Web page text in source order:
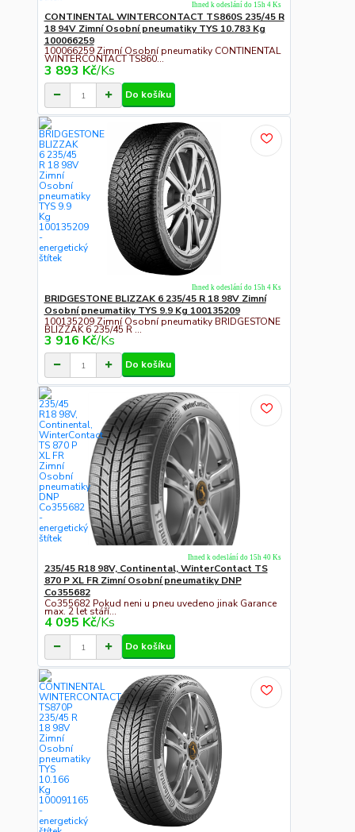
CONTINENTAL WINTERCONTACT TS860S 235/45 R
18 94V Zimní Osobní pneumatiky TYS 10.783 Kg
100066259
100066259 Zimní Osobní pneumatiky CONTINENTAL
WINTERCONTACT TS860...
3 893 Kč/Ks
Ihned k odeslání do 15h 4 Ks
Do košíku
BRIDGESTONE BLIZZAK 6 235/45 R 18 98V Zimní
Osobní pneumatiky TYS 9.9 Kg 100135209
100135209 Zimní Osobní pneumatiky BRIDGESTONE
BLIZZAK 6 235/45 R ...
3 916 Kč/Ks
Ihned k odeslání do 15h 4 Ks
Do košíku
235/45 R18 98V, Continental, WinterContact TS
870 P XL FR Zimní Osobní pneumatiky DNP
Co355682
Co355682 Pokud neni u pneu uvedeno jinak Garance
max. 2 let stáří...
4 095 Kč/Ks
Ihned k odeslání do 15h 40 Ks
Do košíku